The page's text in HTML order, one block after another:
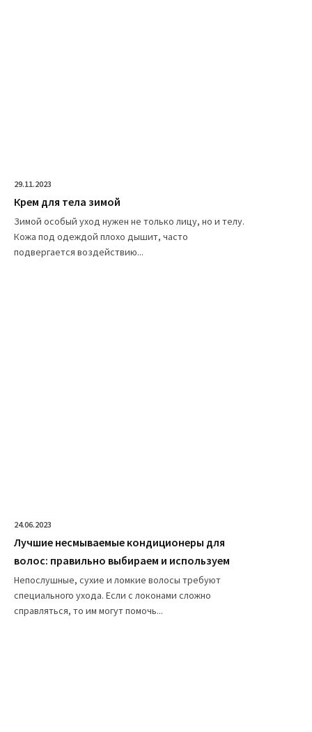
29.11.2023
Крем для тела зимой
Зимой особый уход нужен не только лицу, но и телу.
Кожа под одеждой плохо дышит, часто
подвергается воздействию...
24.06.2023
Лучшие несмываемые кондиционеры для
волос: правильно выбираем и используем
Непослушные, сухие и ломкие волосы требуют
специального ухода. Если с локонами сложно
справляться, то им могут помочь...